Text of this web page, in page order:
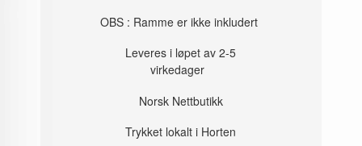
OBS : Ramme er ikke inkludert
Leveres i løpet av 2-5
virkedager
Norsk Nettbutikk
Trykket lokalt i Horten